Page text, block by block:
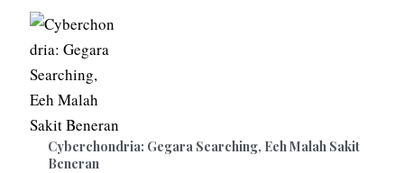
Cyberchondria: Gegara Searching, Eeh Malah Sakit
Beneran